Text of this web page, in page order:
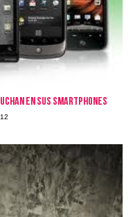
en sus smartphones